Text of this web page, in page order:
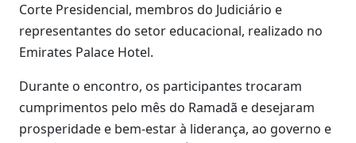
Corte Presidencial, membros do Judiciário e
representantes do setor educacional, realizado no
Emirates Palace Hotel.
Durante o encontro, os participantes trocaram
cumprimentos pelo mês do Ramadã e desejaram
prosperidade e bem-estar à liderança, ao governo e